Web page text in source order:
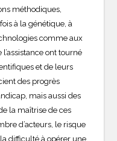
méthodiques,
à la génétique, à
comme aux
ont tourné
et de leurs
des progrès
mais aussi des
la maîtrise de ces
d’acteurs, le risque
difficulté à opérer une